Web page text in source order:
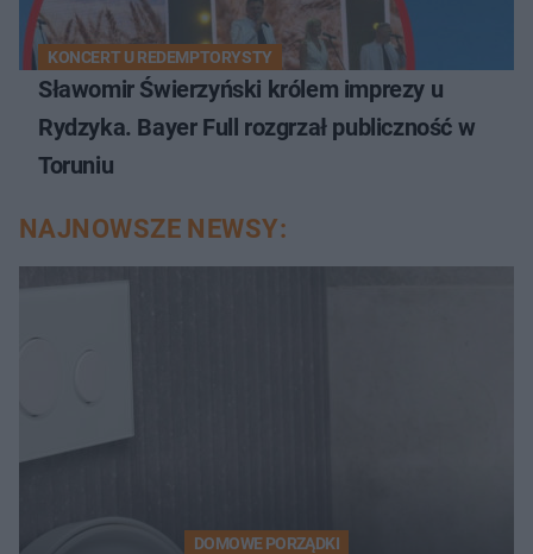
KONCERT U REDEMPTORYSTY
Sławomir Świerzyński królem imprezy u
Rydzyka. Bayer Full rozgrzał publiczność w
Toruniu
NAJNOWSZE NEWSY:
DOMOWE PORZĄDKI